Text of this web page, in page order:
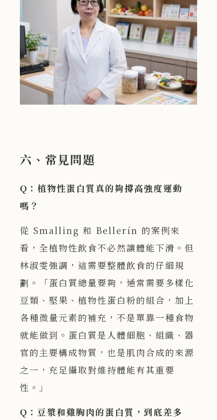
六、常見問題
Q：植物性蛋白質真的夠撐高強度運動
嗎？
從 Smalling 和 Bellerín 的案例來
看，全植物性飲食不必然讓體能下滑。但
林淑雯強調，這需要整體飲食的仔細規
劃。「蛋白質總量要夠，通常需要多樣化
豆類、堅果、植物性蛋白粉的組合，加上
各種微量元素的補充，不是單靠一種食物
就能做到。蛋白質是人體細胞、組織、器
官的主要構成物質，也是肌肉合成的來源
之一，充足攝取對維持體能有其重要
性。」
Q：豆漿和雞胸肉的蛋白質，到底差多